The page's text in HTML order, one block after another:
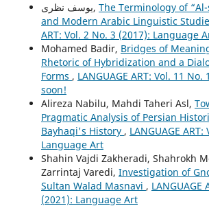
یوسف نظری, The Terminology of
and Modern Arabic Linguistic
ART: Vol. 2 No. 3 (2017): Language
Mohamed Badir, Bridges of
Rhetoric of Hybridization and a
Forms , LANGUAGE ART: Vol. 11
soon!
Alireza Nabilu, Mahdi Taheri Asl,
Pragmatic Analysis of Persian
Bayhaqi's History , LANGUAGE
Language Art
Shahin Vajdi Zakheradi, Shahrokh
Zarrintaj Varedi, Investigation of
Sultan Walad Masnavi , LANGUAGE
(2021): Language Art